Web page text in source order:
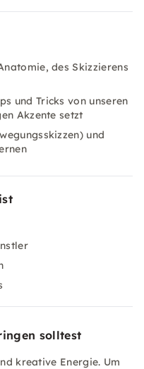
des Skizzierens
und Tricks von unseren
Akzente setzt
und
solltest
kreative Energie. Um